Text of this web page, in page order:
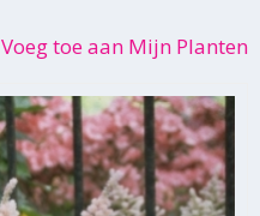
Voeg toe aan Mijn Planten